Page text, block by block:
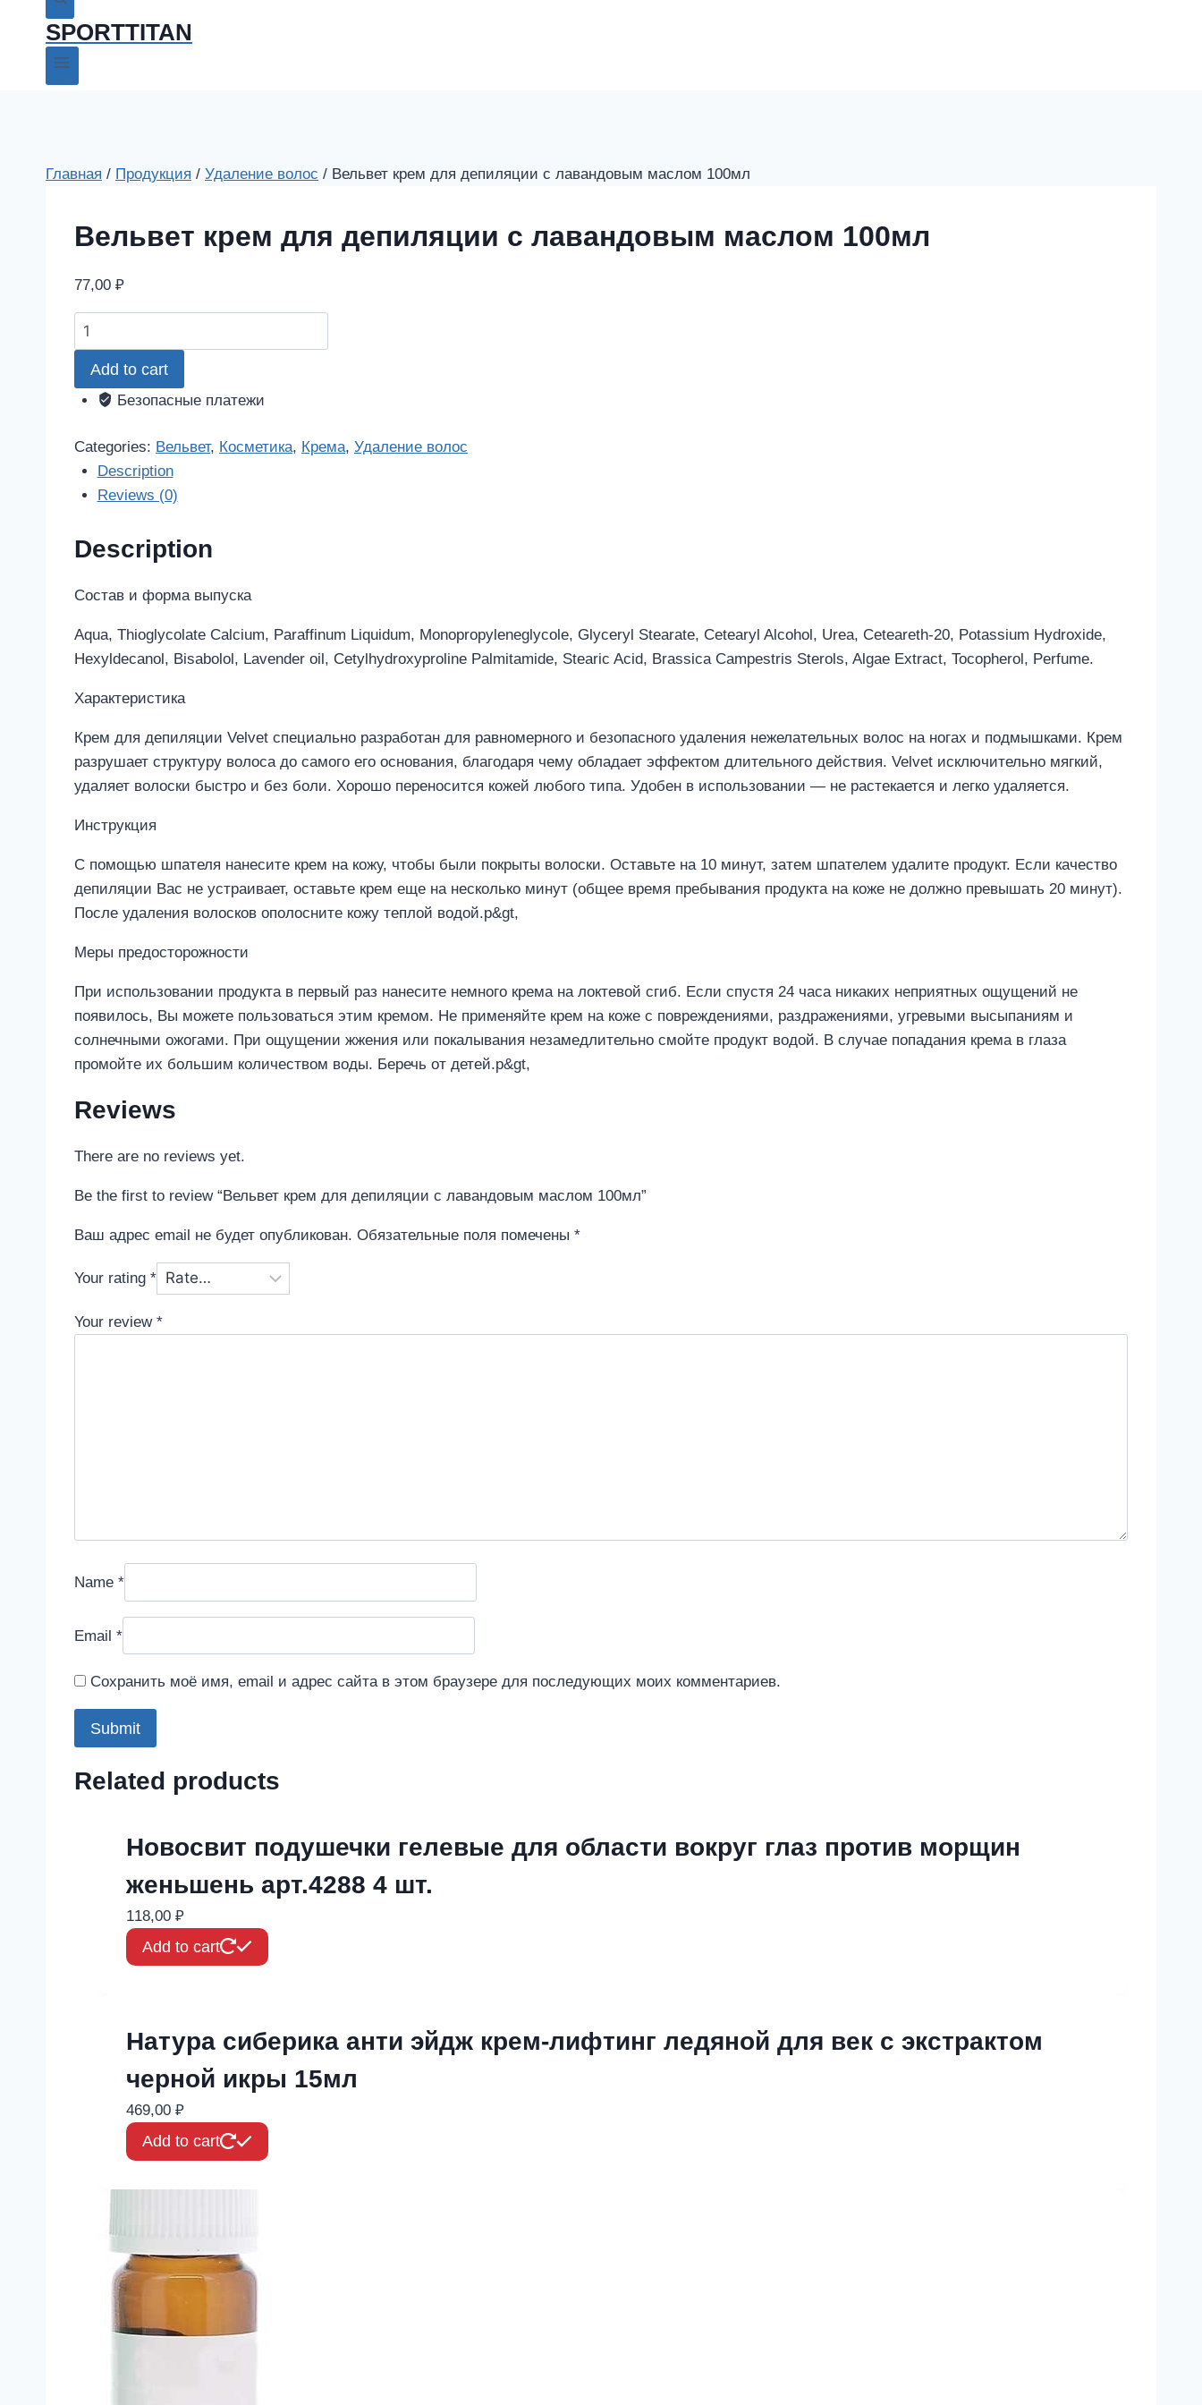
SPORTTITAN
Главная / Продукция / Удаление волос / Вельвет крем для депиляции с лавандовым маслом 100мл
Вельвет крем для депиляции с лавандовым маслом 100мл
77,00 ₽
Вельвет
крем
для
депиляции
лавандовым
маслом
100мл
Add to cart
Безопасные платежи
Categories: Вельвет, Косметика, Крема, Удаление волос
Description
Reviews (0)
Description
Состав и форма выпуска
Aqua, Thioglycolate Calcium, Paraffinum Liquidum, Monopropyleneglycole, Glyceryl Stearate, Cetearyl Alcohol, Urea, Ceteareth-20, Potassium Hydroxide,
Hexyldecanol, Bisabolol, Lavender oil, Cetylhydroxyproline Palmitamide, Stearic Acid, Brassica Campestris Sterols, Algae Extract, Tocopherol, Perfume.
Характеристика
Крем для депиляции Velvet специально разработан для равномерного и безопасного удаления нежелательных волос на ногах и подмышками. Крем
разрушает структуру волоса до самого его основания, благодаря чему обладает эффектом длительного действия. Velvet исключительно мягкий,
удаляет волоски быстро и без боли. Хорошо переносится кожей любого типа. Удобен в использовании — не растекается и легко удаляется.
Инструкция
С помощью шпателя нанесите крем на кожу, чтобы были покрыты волоски. Оставьте на 10 минут, затем шпателем удалите продукт. Если качество
депиляции Вас не устраивает, оставьте крем еще на несколько минут (общее время пребывания продукта на коже не должно превышать 20 минут).
После удаления волосков ополосните кожу теплой водой.р&gt,
Меры предосторожности
При использовании продукта в первый раз нанесите немного крема на локтевой сгиб. Если спустя 24 часа никаких неприятных ощущений не
появилось, Вы можете пользоваться этим кремом. Не применяйте крем на коже с повреждениями, раздражениями, угревыми высыпаниям и
солнечными ожогами. При ощущении жжения или покалывания незамедлительно смойте продукт водой. В случае попадания крема в глаза
промойте их большим количеством воды. Беречь от детей.р&gt,
Reviews
There are no reviews yet.
Be the first to review “Вельвет крем для депиляции с лавандовым маслом 100мл”
Ваш адрес email не будет опубликован. Обязательные поля помечены *
Your rating *
Your review *
Name *
Email *
Сохранить моё имя, email и адрес сайта в этом браузере для последующих моих комментариев.
Related products
Новосвит подушечки гелевые для области вокруг глаз против морщин
женьшень арт.4288 4 шт.
118,00 ₽
Add to cart
Натура сиберика анти эйдж крем-лифтинг ледяной для век с экстрактом
черной икры 15мл
469,00 ₽
Add to cart